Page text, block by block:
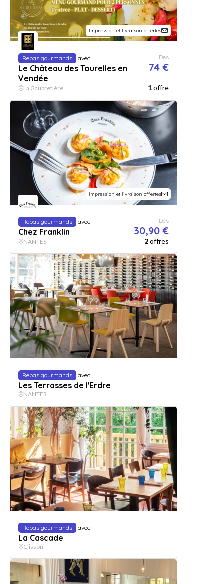
Impression et livraison offertes
Repas gourmands avec
Le Château des Tourelles en
Vendée
Dès
74 €
La Gaubretière 1offre
Impression et livraison offertes
Repas gourmands avec
Chez Franklin
Dès
30,90 €
NANTES 2offres
Repas gourmands avec
Les Terrasses de l'Erdre
NANTES
Repas gourmands avec
La Cascade
Clisson